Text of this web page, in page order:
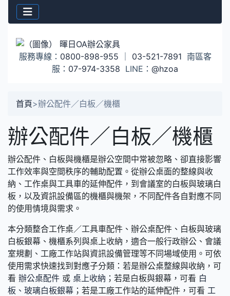
服務專線： 0800-898-955 03-521-7891 南區客
服： 07-974-3358 LINE： @hzoa
首頁>辦公配件／白板／機櫃
辦公配件／白板／機櫃
辦公配件、白板與機櫃是辦公空間中常被忽略、卻直接影響
工作效率與空間秩序的輔助配置。從辦公桌面的整線與收
納、工作桌與工具車的延伸配件，到會議室的白板與玻璃白
板，以及資訊設備區的機櫃與機架，不同配件各自對應不同
的使用情境與需求。
本分類整合工作桌／工具車配件、辦公桌配件、白板與玻璃
白板銀幕、機櫃系列與桌上收納，適合一般行政辦公、會議
室規劃、工廠工作站與資訊設備管理等不同場域使用。可依
使用需求快速找到對應子分類：若是辦公桌整線與收納，可
看 辦公桌配件 或 桌上收納 ；若是白板與銀幕，可看 白
板、玻璃白板銀幕 ；若是工廠工作站的延伸配件，可看 工